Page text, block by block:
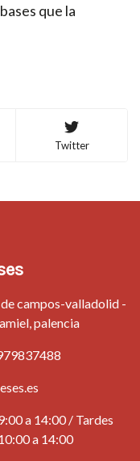
que la
Twitter
campos-valladolid -
palencia
a 14:00 / Tardes
a 14:00